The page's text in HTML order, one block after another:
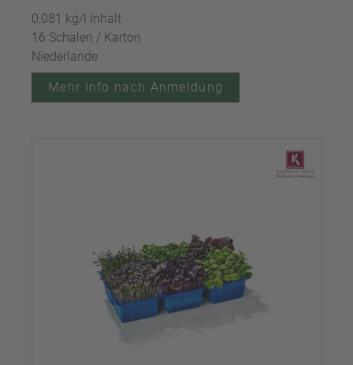
0,081 kg/l Inhalt
16 Schalen / Karton
Niederlande
Mehr Info nach Anmeldung